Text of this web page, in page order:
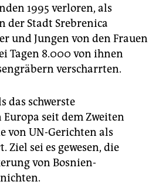
1995 verloren, als
der Stadt Srebrenica
und Jungen von den Frauen
Tagen 8.000 von ihnen
verscharrten.
das schwerste
seit dem Zweiten
von UN-Gerichten als
Ziel sei es gewesen, die
von Bosnien-